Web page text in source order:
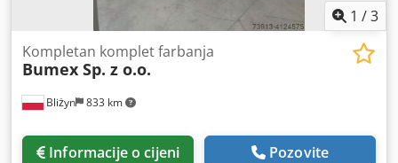
1 /3
Bliżyn 833 km
Kompletan komplet farbanja
Bumex Sp. z o.o.
Informacije o cijeni Pozovite